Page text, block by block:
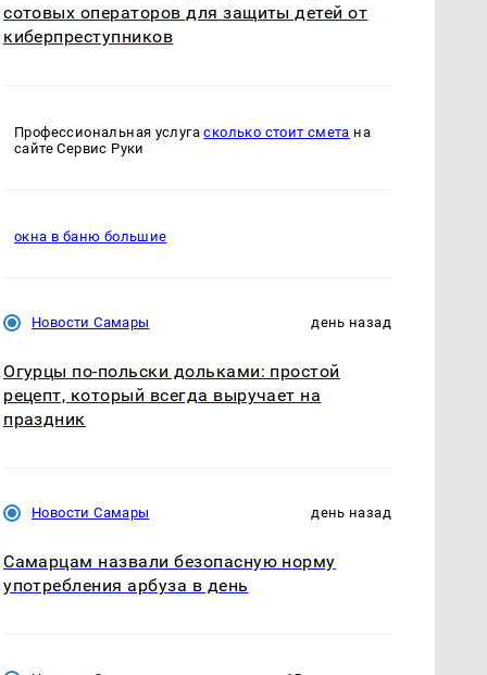
сотовых операторов для защиты детей от
киберпреступников
Профессиональная услугасколько стоит смета на
сайте Сервис Руки
окна в баню большие
Новости Самары день назад
Огурцы по‑польски дольками: простой
рецепт, который всегда выручает на
праздник
Новости Самары день назад
Самарцам назвали безопасную норму
употребления арбуза в день